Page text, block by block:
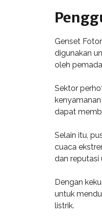
Genset
digunakan
oleh
Sektor
dapat
Selain itu,
cuaca
dan reputasi
Dengan
untuk
listrik.